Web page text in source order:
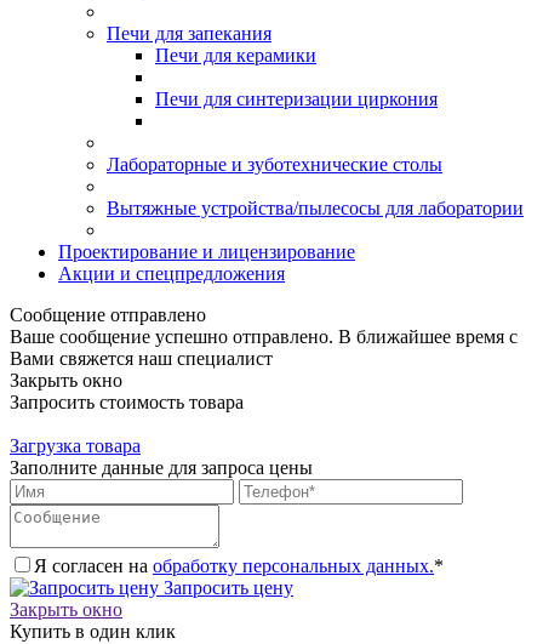
Печи для запекания
Печи для керамики
Печи для синтеризации циркония
Лабораторные и зуботехнические столы
Вытяжные устройства/пылесосы для лаборатории
Проектирование и лицензирование
Акции и спецпредложения
Сообщение отправлено
Ваше сообщение успешно отправлено. В ближайшее время с
Вами свяжется наш специалист
Закрыть окно
Запросить стоимость товара
Загрузка товара
Заполните данные для запроса цены
Я согласен на обработку персональных данных.*
Запросить цену
Закрыть окно
Купить в один клик